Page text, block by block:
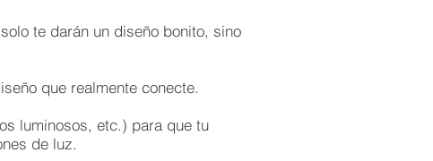
te darán un diseño bonito, sino
que realmente conecte.
luminosos, etc.) para que tu
de luz.